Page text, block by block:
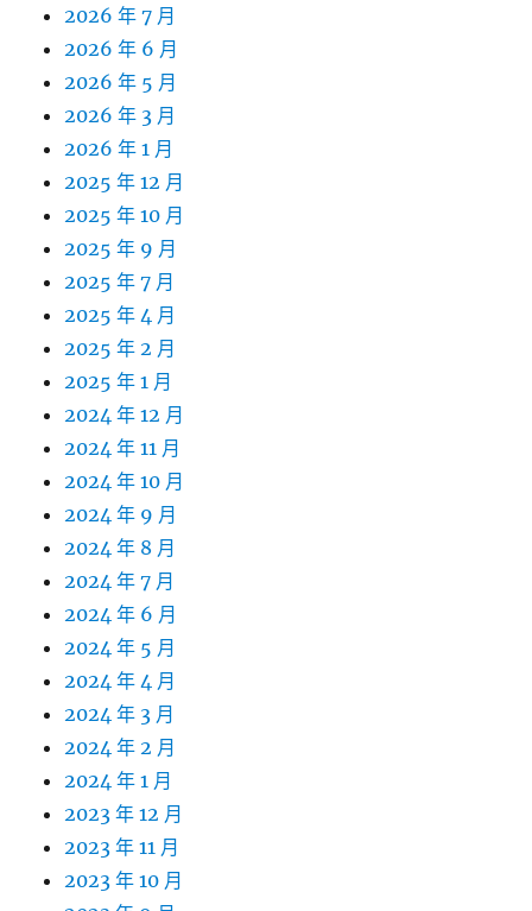
2026 年 7 月
2026 年 6 月
2026 年 5 月
2026 年 3 月
2026 年 1 月
2025 年 12 月
2025 年 10 月
2025 年 9 月
2025 年 7 月
2025 年 4 月
2025 年 2 月
2025 年 1 月
2024 年 12 月
2024 年 11 月
2024 年 10 月
2024 年 9 月
2024 年 8 月
2024 年 7 月
2024 年 6 月
2024 年 5 月
2024 年 4 月
2024 年 3 月
2024 年 2 月
2024 年 1 月
2023 年 12 月
2023 年 11 月
2023 年 10 月